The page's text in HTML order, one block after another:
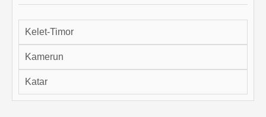
Kelet-Timor
Kamerun
Katar